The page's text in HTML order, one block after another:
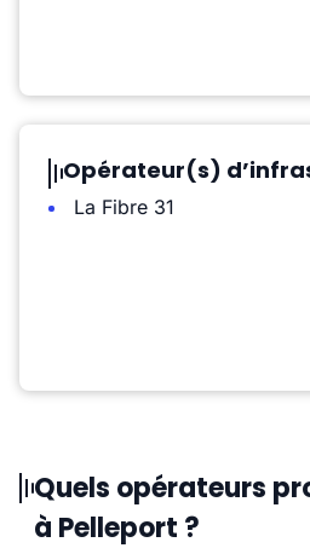
Opérateur(s)
La Fibre 31
Quels opérateurs
à Pelleport ?